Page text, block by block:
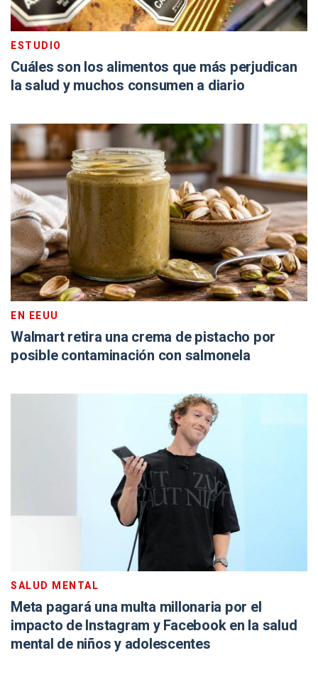
ESTUDIO
Cuáles son los alimentos que más perjudican
la salud y muchos consumen a diario
EN EEUU
Walmart retira una crema de pistacho por
posible contaminación con salmonela
SALUD MENTAL
Meta pagará una multa millonaria por el
impacto de Instagram y Facebook en la salud
mental de niños y adolescentes